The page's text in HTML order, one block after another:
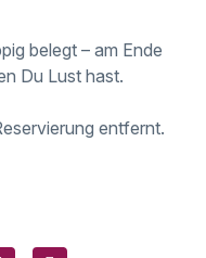
belegt – am Ende
Du Lust hast.
entfernt.